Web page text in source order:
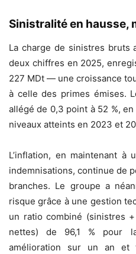
Sinistralité en hausse,
La charge de sinistres bruts
deux chiffres en 2025,
227 MDt — une croissance
à celle des primes émises.
allégé de 0,3 point à 52 %,
niveaux atteints en 2023 et
L’inflation, en maintenant
indemnisations, continue de
branches. Le groupe a
risque grâce à une gestion
un ratio combiné (sinistres
nettes) de 96,1 % pour
amélioration sur un an et